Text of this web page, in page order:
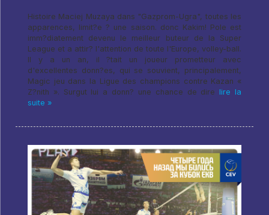
Histoire Maciej Muzaya dans "Gazprom-Ugra", toutes les
apparences, limit?e ? une saison. donc Kakim! Pole est
imm?diatement devenu le meilleur buteur de la Super
League et a attir? l'attention de toute l'Europe, volley-ball.
Il y a un an, il ?tait un joueur prometteur avec
d'excellentes donn?es, qui se souvient, principalement,
Magic jeu dans la Ligue des champions contre Kazan «
Z?nith ». Surgut lui a donn? une chance de dire lire la
suite »